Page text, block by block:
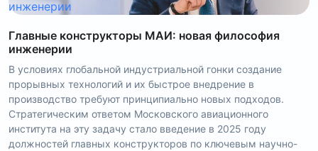
Главные конструкторы МАИ: новая философия
инженерии
В условиях глобальной индустриальной гонки создание
прорывных технологий и их быстрое внедрение в
производство требуют принципиально новых подходов.
Стратегическим ответом Московского авиационного
института на эту задачу стало введение в 2025 году
должностей главных конструкторов по ключевым научно-